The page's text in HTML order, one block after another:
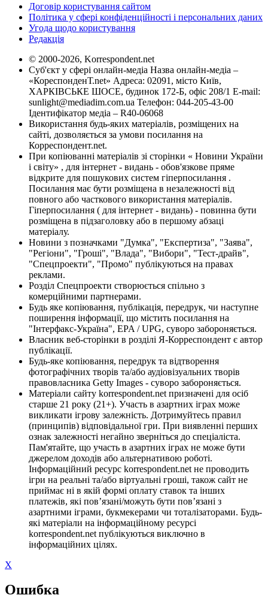
Договір користування сайтом
Політика у сфері конфіденційності і персональних даних
Угода щодо користування
Редакція
© 2000-2026, Korrespondent.net
Суб'єкт у сфері онлайн-медіа Назва онлайн-медіа –
«КореспонденТ.net» Адреса: 02091, місто Київ,
ХАРКІВСЬКЕ ШОСЕ, будинок 172-Б, офіс 208/1 E-mail:
sunlight@mediadim.com.ua Телефон: 044-205-43-00
Ідентифікатор медіа – R40-06068
Використання будь-яких матеріалів, розміщених на
сайті, дозволяється за умови посилання на
Корреспондент.net.
При копіюванні матеріалів зі сторінки « Новини України
і світу» , для інтернет - видань - обов'язкове пряме
відкрите для пошукових систем гіперпосилання .
Посилання має бути розміщена в незалежності від
повного або часткового використання матеріалів.
Гіперпосилання ( для інтернет - видань) - повинна бути
розміщена в підзаголовку або в першому абзаці
матеріалу.
Новини з позначками "Думка", "Експертиза", "Заява",
"Регіони", "Гроші", "Влада", "Вибори", "Тест-драйв",
"Спецпроекти", "Промо" публікуються на правах
реклами.
Розділ Спецпроекти створюється спільно з
комерційними партнерами.
Будь яке копіювання, публікація, передрук, чи наступне
поширення інформації, що містить посилання на
"Інтерфакс-Україна", EPA / UPG, суворо забороняється.
Власник веб-сторінки в розділі Я-Корреспондент є автор
публікації.
Будь-яке копіювання, передрук та відтворення
фотографічних творів та/або аудіовізуальних творів
правовласника Getty Images - суворо забороняється.
Матеріали сайту korrespondent.net призначені для осіб
старше 21 року (21+). Участь в азартних іграх може
викликати ігрову залежність. Дотримуйтесь правил
(принципів) відповідальної гри. При виявленні перших
ознак залежності негайно зверніться до спеціаліста.
Пам'ятайте, що участь в азартних іграх не може бути
джерелом доходів або альтернативою роботі.
Інформаційний ресурс korrespondent.net не проводить
ігри на реальні та/або віртуальні гроші, також сайт не
приймає ні в якій формі оплату ставок та інших
платежів, які пов’язані/можуть бути пов’язані з
азартними іграми, букмекерами чи тоталізаторами. Будь-
які матеріали на інформаційному ресурсі
korrespondent.net публікуються виключно в
інформаційних цілях.
X
Ошибка